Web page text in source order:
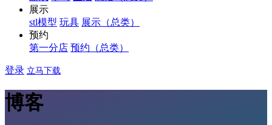
展示
stl模型 玩具 展示（总类）
预约
第一分店 预约（总类）
登录 立马下载
博客